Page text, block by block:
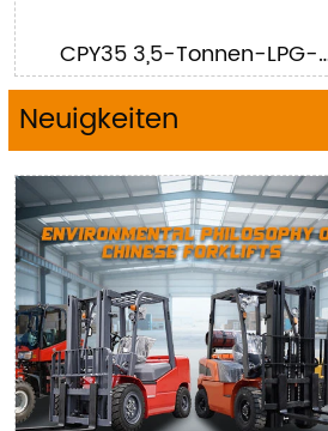
CPY35 3,5-Tonnen-LPG-
Gabelstapler
Neuigkeiten